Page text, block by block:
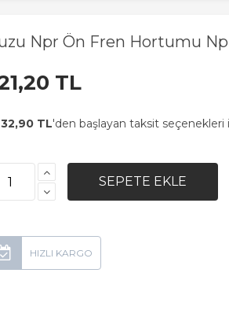
Npr Ön Fren Hortumu
TL
32,90 TL'den başlayan taksit seçenekleri